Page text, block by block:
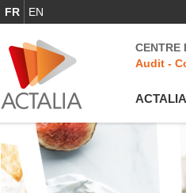
FR EN
CENTRE
Audit -
ACTALIA